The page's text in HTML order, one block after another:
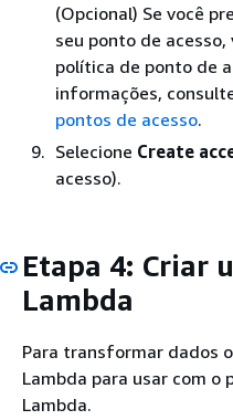
(Opcional) Se você
seu ponto de
política de ponto de
informações,
pontos de acesso.
Selecione Create
acesso).
Etapa 4: Criar
Lambda
Para transformar dados
Lambda para usar com o
Lambda.